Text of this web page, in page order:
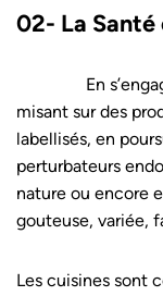
02- La Santé
En
misant sur des
labellisés, en
perturbateurs
nature ou encore
gouteuse, variée,
Les cuisines sont